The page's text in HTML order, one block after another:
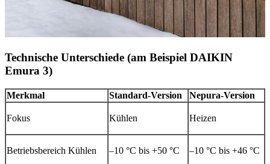
Technische Unterschiede (am Beispiel DAIKIN
Emura 3)
Merkmal Standard-Version Nepura-Version
Fokus Kühlen Heizen
Betriebsbereich Kühlen –10 °C bis +50 °C –10 °C bis +46 °C